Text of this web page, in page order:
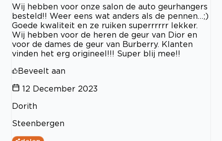
Wij hebben voor onze salon de auto geurhangers
besteld!! Weer eens wat anders als de pennen…;)
Goede kwaliteit en ze ruiken superrrrrr lekker.
Wij hebben voor de heren de geur van Dior en
voor de dames de geur van Burberry. Klanten
vinden het erg origineel!!! Super blij mee!!
Beveelt aan
12 December 2023
Dorith
Steenbergen